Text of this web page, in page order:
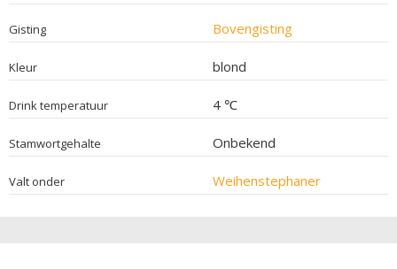
Gisting Bovengisting
Kleur blond
Drink temperatuur 4 ℃
Stamwortgehalte Onbekend
Valt onder Weihenstephaner